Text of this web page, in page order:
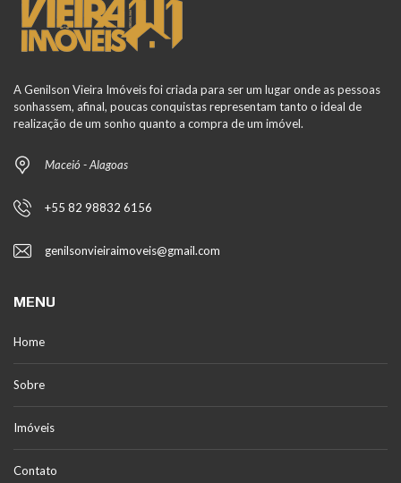
A Genilson Vieira Imóveis foi criada para ser um lugar onde as pessoas
sonhassem, afinal, poucas conquistas representam tanto o ideal de
realização de um sonho quanto a compra de um imóvel.
Maceió - Alagoas
+55 82 98832 6156
genilsonvieiraimoveis@gmail.com
MENU
Home
Sobre
Imóveis
Contato